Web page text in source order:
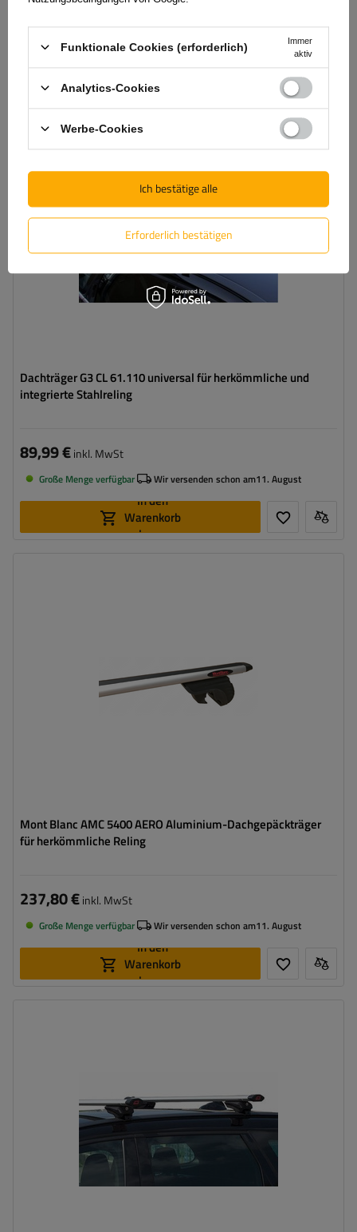
Der niedrigste Preis binnen 30 Tage bevor Preisreduzierung:
In den
legen
Dachträger G3 CL 61.110 universal für herkömmliche und
integrierte Stahlreling
89,99 €inkl. MwSt
Große Menge verfügbar Wir versenden schon am11. August
In den
Warenkorb
legen
Mont Blanc AMC 5400 AERO Aluminium-Dachgepäckträger
für herkömmliche Reling
237,80 €inkl. MwSt
Große Menge verfügbar Wir versenden schon am11. August
In den
Warenkorb
legen
Funktionale Cookies (erforderlich)
Immer
aktiv
Analytics-Cookies
Werbe-Cookies
Erforderlich bestätigen
Ich bestätige alle